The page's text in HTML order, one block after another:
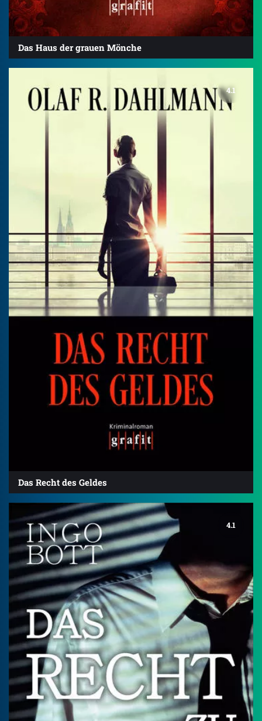
Das Haus der grauen Mönche
4.1
Das Recht des Geldes
4.1